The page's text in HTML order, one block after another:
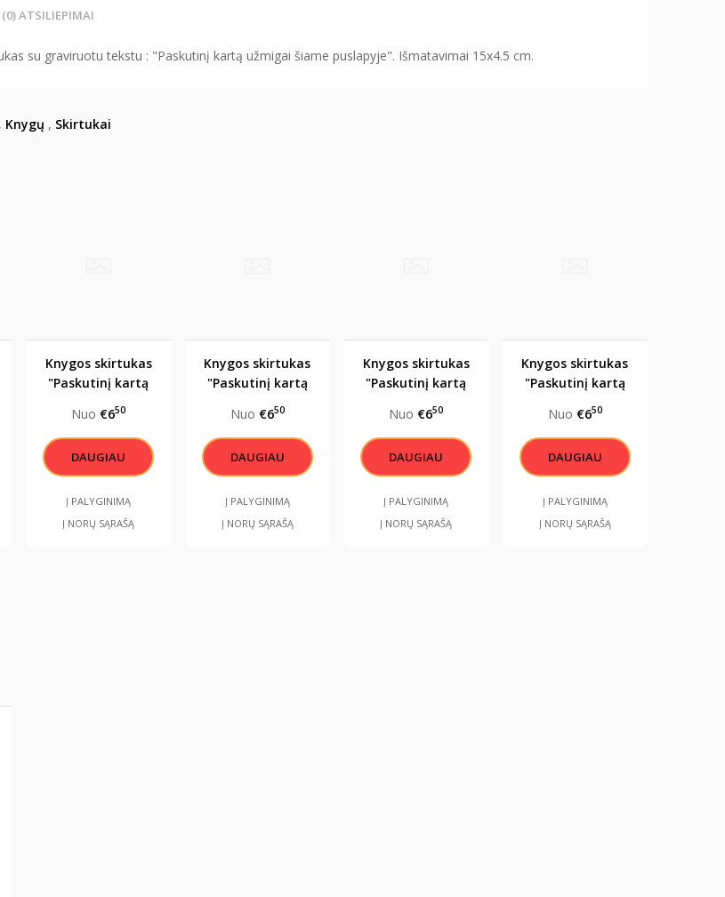
(0) ATSILIEPIMAI
su graviruotu tekstu : "Paskutinį kartą užmigai šiame puslapyje". Išmatavimai 15x4.5 cm.
Knygų , Skirtukai
Knygos skirtukas
"Paskutinį kartą
puslapyje"
Nuo €650
DAUGIAU
Į PALYGINIMĄ
Į NORŲ SĄRAŠĄ
Knygos skirtukas
"Paskutinį kartą
puslapyje"
Nuo €650
DAUGIAU
Į PALYGINIMĄ
Į NORŲ SĄRAŠĄ
Knygos skirtukas
"Paskutinį kartą
puslapyje"
Nuo €650
DAUGIAU
Į PALYGINIMĄ
Į NORŲ SĄRAŠĄ
Knygos skirtukas
"Paskutinį kartą
puslapyje"
Nuo €650
DAUGIAU
Į PALYGINIMĄ
Į NORŲ SĄRAŠĄ